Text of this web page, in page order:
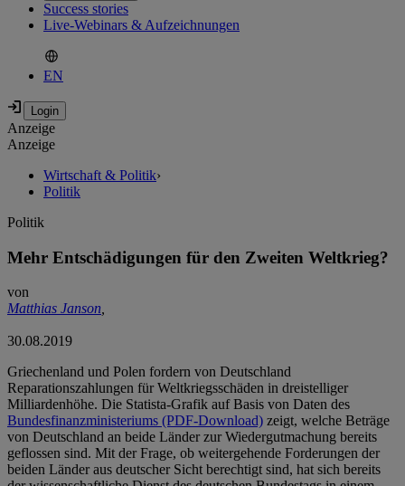
Success stories
Live-Webinars & Aufzeichnungen
EN
Anzeige
Anzeige
Wirtschaft & Politik›
Politik
Politik
Mehr Entschädigungen für den Zweiten Weltkrieg?
von
Matthias Janson,
30.08.2019
Griechenland und Polen fordern von Deutschland
Reparationszahlungen für Weltkriegsschäden in dreistelliger
Milliardenhöhe. Die Statista-Grafik auf Basis von Daten des
Bundesfinanzministeriums (PDF-Download) zeigt, welche Beträge
von Deutschland an beide Länder zur Wiedergutmachung bereits
geflossen sind. Mit der Frage, ob weitergehende Forderungen der
beiden Länder aus deutscher Sicht berechtigt sind, hat sich bereits